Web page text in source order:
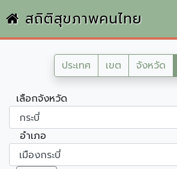
สถิติสุขภาพคนไทย
ประเทศ เขต จังหวัด
เลือกจังหวัด
อำเภอ